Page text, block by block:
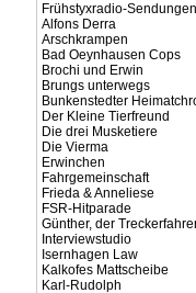
Frühstyxradio-Sendungen
Alfons Derra
Arschkrampen
Bad Oeynhausen Cops
Brochi und Erwin
Brungs unterwegs
Bunkenstedter
Der Kleine Tierfreund
Die drei Musketiere
Die Vierma
Erwinchen
Fahrgemeinschaft
Frieda & Anneliese
FSR-Hitparade
Günther, der
Interviewstudio
Isernhagen Law
Kalkofes Mattscheibe
Karl-Rudolph